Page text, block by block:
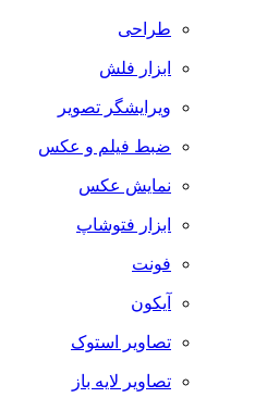
طراحی
ابزار فلش
ویرایشگر تصویر
ضبط فيلم و عكس
نمایش عکس
ابزار فتوشاپ
فونت
آیکون
تصاویر استوک
تصاویر لایه باز